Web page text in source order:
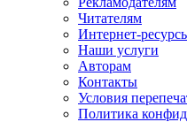
Читателям
Интернет-
Наши услуги
Авторам
Контакты
Условия
Политика